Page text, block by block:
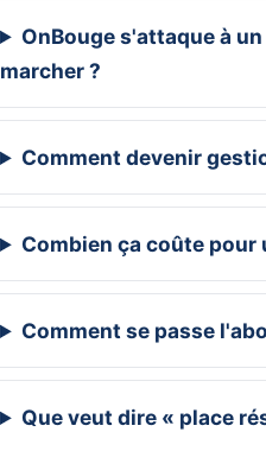
OnBouge s'attaque à
marcher ?
Comment devenir
Combien ça coûte pour
Comment se passe
Que veut dire « place